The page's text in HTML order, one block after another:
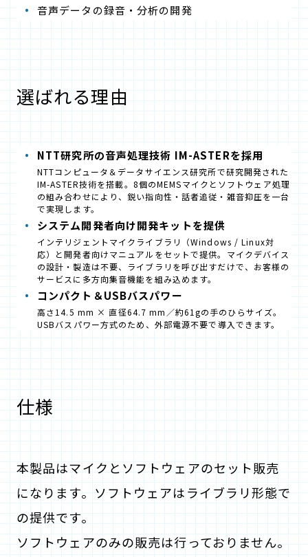
音声データの録音・分析の開発
選ばれる理由
NTT研究所の音声処理技術 IM-ASTERを採用
NTTコンピュータ＆データサイエンス研究所で研究開発された
IM-ASTER技術を搭載。8個のMEMSマイクとソフトウェア処理
の組み合わせにより、鋭い指向性・話者追従・雑音抑圧を一台
で実現します。
システム開発者向け開発キットを提供
インテリジェントマイクライブラリ（Windows / Linux対
応）と開発者向けマニュアルをセットで提供。マイクデバイス
の設計・製造は不要、ライブラリを呼び出すだけで、お客様の
サービスに多方向集音機能を組み込めます。
コンパクト＆USBバスパワー
高さ14.5 mm × 直径64.7 mm／約61gの手のひらサイズ。
USBバスパワー方式のため、外部電源不要で導入できます。
仕様
本製品はマイクとソフトウェアのセット販売
になります。ソフトウェアはライブラリ形態で
の提供です。
ソフトウェアのみの販売は行っておりません。